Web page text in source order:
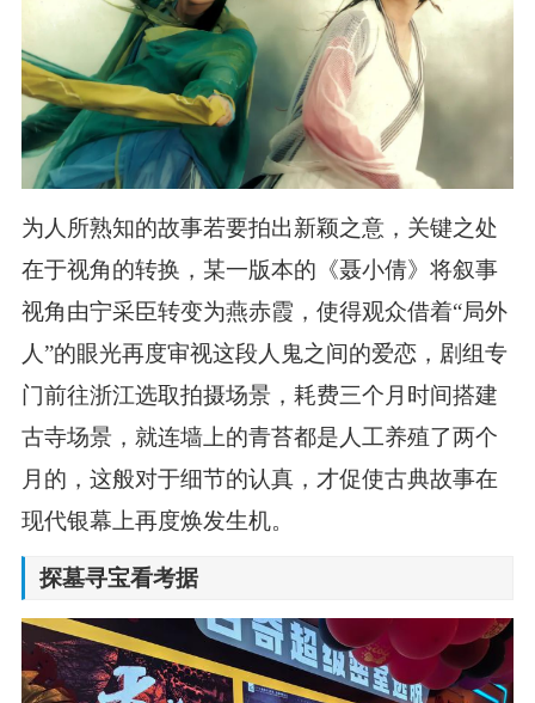
为人所熟知的故事若要拍出新颖之意，关键之处
在于视角的转换，某一版本的《聂小倩》将叙事
视角由宁采臣转变为燕赤霞，使得观众借着“局外
人”的眼光再度审视这段人鬼之间的爱恋，剧组专
门前往浙江选取拍摄场景，耗费三个月时间搭建
古寺场景，就连墙上的青苔都是人工养殖了两个
月的，这般对于细节的认真，才促使古典故事在
现代银幕上再度焕发生机。
探墓寻宝看考据